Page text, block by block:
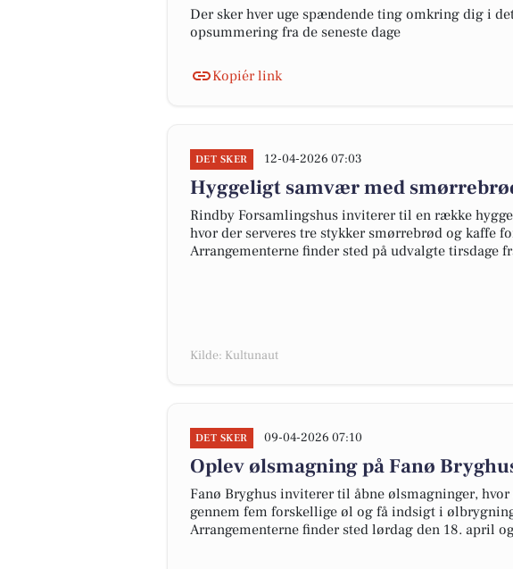
Der sker hver uge spændende ting omkring dig i
opsummering fra de seneste dage
Kopiér link
DET SKER 12-04-2026 07:03
Hyggeligt samvær med
Rindby Forsamlingshus inviterer til en række
hvor der serveres tre stykker smørrebrød og kaffe
Arrangementerne finder sted på udvalgte tirsdage
Kilde: Kultunaut
DET SKER 09-04-2026 07:10
Oplev ølsmagning på Fanø
Fanø Bryghus inviterer til åbne ølsmagninger,
gennem fem forskellige øl og få indsigt i
Arrangementerne finder sted lørdag den 18. april